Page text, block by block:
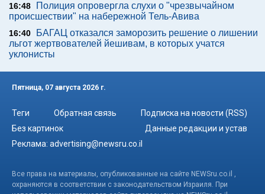
16:48
Полиция опровергла слухи о "чрезвычайном
происшествии" на набережной Тель-Авива
16:40
БАГАЦ отказался заморозить решение о лишении
льгот жертвователей йешивам, в которых учатся
уклонисты
Пятница, 07 августа 2026 г.
Теги Обратная связь
Подписка на новости (RSS)
Без картинок
Данные редакции и устав
Реклама: advertising@newsru.co.il
Все права на материалы, опубликованные на сайте NEWSru.co.il ,
охраняются в соответствии с законодательством Израиля. При